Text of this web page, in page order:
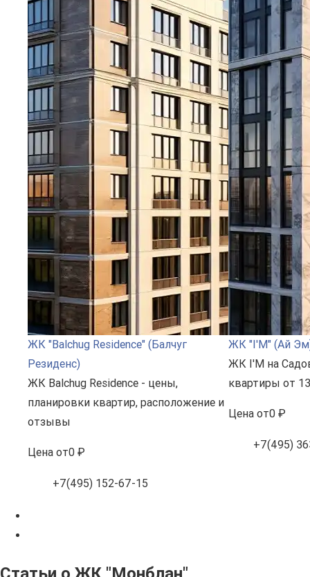
ЖК "Balchug Residence" (Балчуг
Резиденс)
ЖК Balchug Residence - цены,
планировки квартир, расположение и
отзывы
Цена от0 ₽
+7(495) 152-67-15
ЖК "I'M" (Ай
ЖК I'M на
квартиры от
Цена от0 ₽
+7(495)